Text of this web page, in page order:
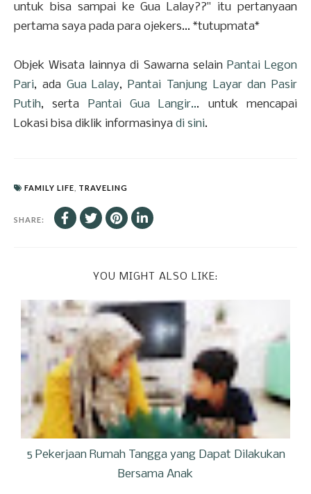
untuk bisa sampai ke Gua Lalay??" itu pertanyaan
pertama saya pada para ojekers... *tutupmata*
Objek Wisata lainnya di Sawarna selain Pantai Legon
Pari, ada Gua Lalay, Pantai Tanjung Layar dan Pasir
Putih, serta Pantai Gua Langir... untuk mencapai
Lokasi bisa diklik informasinya di sini.
FAMILY LIFE TRAVELING
SHARE:
YOU MIGHT ALSO LIKE:
5 Pekerjaan Rumah Tangga yang Dapat Dilakukan
Bersama Anak